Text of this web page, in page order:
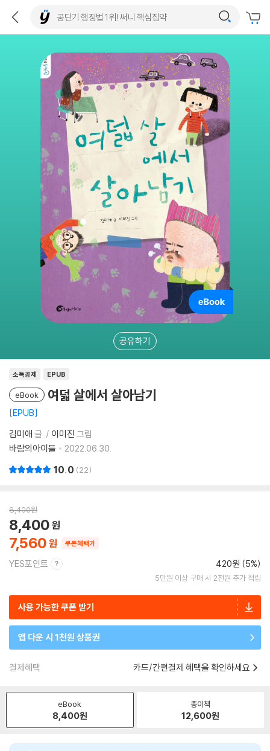
공유하기
소득공제 EPUB
eBook 여덟 살에서 살아남기
EPUB
김미애 글 이미진 그림
바람의아이들
2022.06.30.
10.0 22
8,400원
7,560
8,400
쿠폰혜택가
YES포인트 420원 (5%)
5만원 이상 구매 시 2천원 추가 적립
사용 가능한 쿠폰 받기
앱 다운 시 1천원 상품권
결제혜택 카드/간편결제 혜택을 확인하세요
eBook
8,400원
종이책
12,600원